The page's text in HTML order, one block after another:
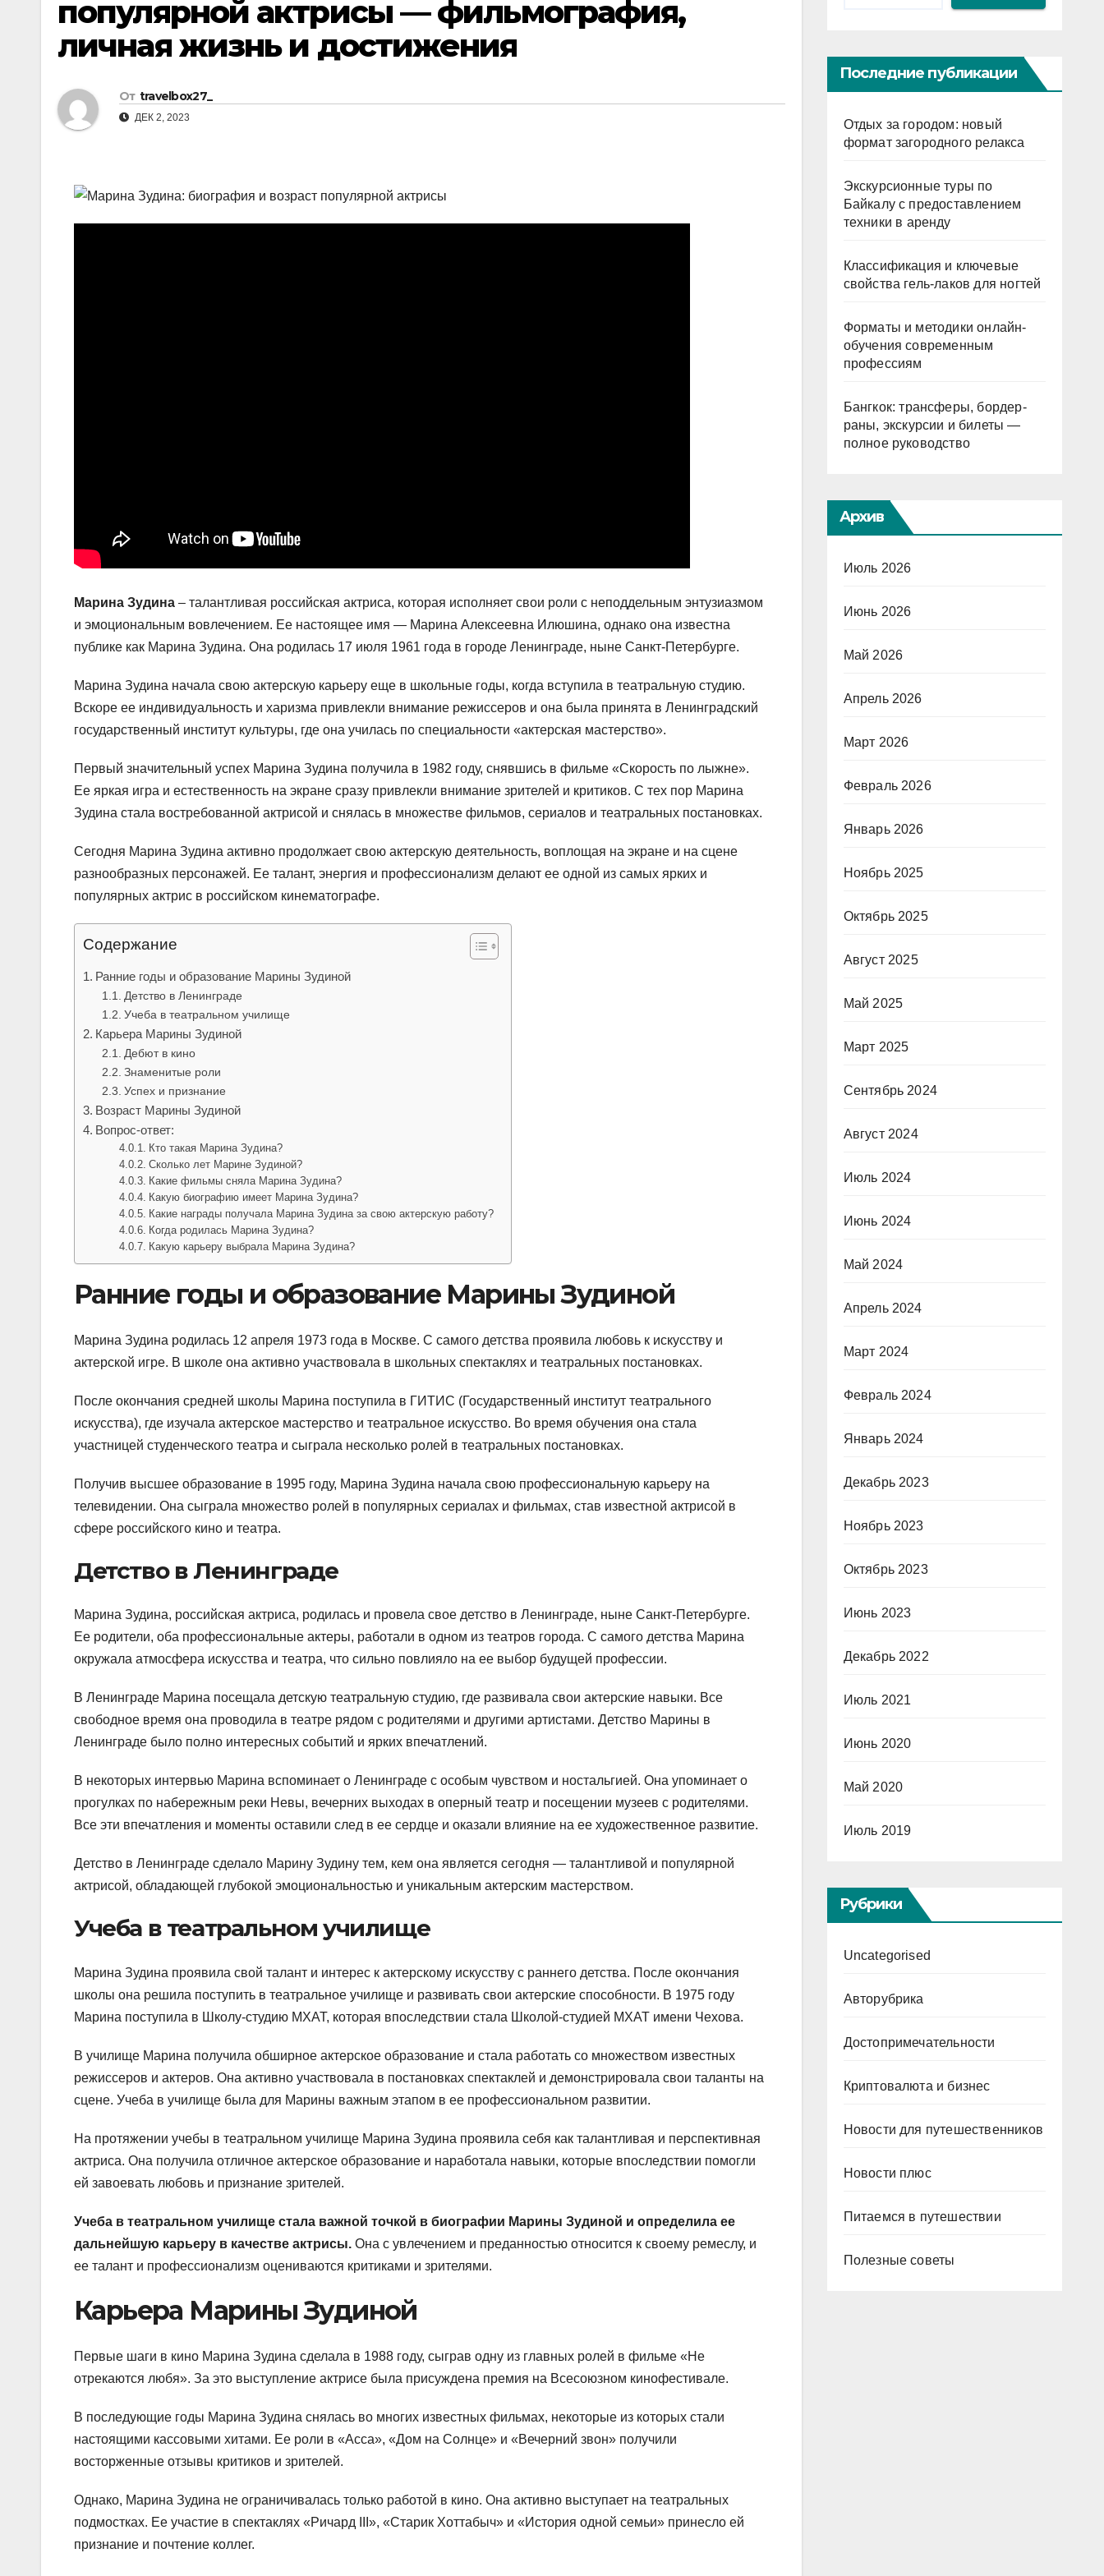
популярной актрисы — фильмография,
личная жизнь и достижения
От travelbox27_
ДЕК 2, 2023
Марина Зудина – талантливая российская актриса, которая исполняет свои роли с неподдельным энтузиазмом
и эмоциональным вовлечением. Ее настоящее имя — Марина Алексеевна Илюшина, однако она известна
публике как Марина Зудина. Она родилась 17 июля 1961 года в городе Ленинграде, ныне Санкт-Петербурге.
Марина Зудина начала свою актерскую карьеру еще в школьные годы, когда вступила в театральную студию.
Вскоре ее индивидуальность и харизма привлекли внимание режиссеров и она была принята в Ленинградский
государственный институт культуры, где она училась по специальности «актерская мастерство».
Первый значительный успех Марина Зудина получила в 1982 году, снявшись в фильме «Скорость по лыжне».
Ее яркая игра и естественность на экране сразу привлекли внимание зрителей и критиков. С тех пор Марина
Зудина стала востребованной актрисой и снялась в множестве фильмов, сериалов и театральных постановках.
Сегодня Марина Зудина активно продолжает свою актерскую деятельность, воплощая на экране и на сцене
разнообразных персонажей. Ее талант, энергия и профессионализм делают ее одной из самых ярких и
популярных актрис в российском кинематографе.
Содержание
Ранние годы и образование Марины Зудиной
Детство в Ленинграде
Учеба в театральном училище
Карьера Марины Зудиной
Дебют в кино
Знаменитые роли
Успех и признание
Возраст Марины Зудиной
Вопрос-ответ:
Кто такая Марина Зудина?
Сколько лет Марине Зудиной?
Какие фильмы сняла Марина Зудина?
Какую биографию имеет Марина Зудина?
Какие награды получала Марина Зудина за свою актерскую работу?
Когда родилась Марина Зудина?
Какую карьеру выбрала Марина Зудина?
Ранние годы и образование Марины Зудиной
Марина Зудина родилась 12 апреля 1973 года в Москве. С самого детства проявила любовь к искусству и
актерской игре. В школе она активно участвовала в школьных спектаклях и театральных постановках.
После окончания средней школы Марина поступила в ГИТИС (Государственный институт театрального
искусства), где изучала актерское мастерство и театральное искусство. Во время обучения она стала
участницей студенческого театра и сыграла несколько ролей в театральных постановках.
Получив высшее образование в 1995 году, Марина Зудина начала свою профессиональную карьеру на
телевидении. Она сыграла множество ролей в популярных сериалах и фильмах, став известной актрисой в
сфере российского кино и театра.
Детство в Ленинграде
Марина Зудина, российская актриса, родилась и провела свое детство в Ленинграде, ныне Санкт-Петербурге.
Ее родители, оба профессиональные актеры, работали в одном из театров города. С самого детства Марина
окружала атмосфера искусства и театра, что сильно повлияло на ее выбор будущей профессии.
В Ленинграде Марина посещала детскую театральную студию, где развивала свои актерские навыки. Все
свободное время она проводила в театре рядом с родителями и другими артистами. Детство Марины в
Ленинграде было полно интересных событий и ярких впечатлений.
В некоторых интервью Марина вспоминает о Ленинграде с особым чувством и ностальгией. Она упоминает о
прогулках по набережным реки Невы, вечерних выходах в оперный театр и посещении музеев с родителями.
Все эти впечатления и моменты оставили след в ее сердце и оказали влияние на ее художественное развитие.
Детство в Ленинграде сделало Марину Зудину тем, кем она является сегодня — талантливой и популярной
актрисой, обладающей глубокой эмоциональностью и уникальным актерским мастерством.
Учеба в театральном училище
Марина Зудина проявила свой талант и интерес к актерскому искусству с раннего детства. После окончания
школы она решила поступить в театральное училище и развивать свои актерские способности. В 1975 году
Марина поступила в Школу-студию МХАТ, которая впоследствии стала Школой-студией МХАТ имени Чехова.
В училище Марина получила обширное актерское образование и стала работать со множеством известных
режиссеров и актеров. Она активно участвовала в постановках спектаклей и демонстрировала свои таланты на
сцене. Учеба в училище была для Марины важным этапом в ее профессиональном развитии.
На протяжении учебы в театральном училище Марина Зудина проявила себя как талантливая и перспективная
актриса. Она получила отличное актерское образование и наработала навыки, которые впоследствии помогли
ей завоевать любовь и признание зрителей.
Учеба в театральном училище стала важной точкой в биографии Марины Зудиной и определила ее
дальнейшую карьеру в качестве актрисы. Она с увлечением и преданностью относится к своему ремеслу, и
ее талант и профессионализм оцениваются критиками и зрителями.
Карьера Марины Зудиной
Первые шаги в кино Марина Зудина сделала в 1988 году, сыграв одну из главных ролей в фильме «Не
отрекаются любя». За это выступление актрисе была присуждена премия на Всесоюзном кинофестивале.
В последующие годы Марина Зудина снялась во многих известных фильмах, некоторые из которых стали
настоящими кассовыми хитами. Ее роли в «Асса», «Дом на Солнце» и «Вечерний звон» получили
восторженные отзывы критиков и зрителей.
Однако, Марина Зудина не ограничивалась только работой в кино. Она активно выступает на театральных
подмостках. Ее участие в спектаклях «Ричард III», «Старик Хоттабыч» и «История одной семьи» принесло ей
признание и почтение коллег.
Последние публикации
Отдых за городом: новый
формат загородного релакса
Экскурсионные туры по
Байкалу с предоставлением
техники в аренду
Классификация и ключевые
свойства гель-лаков для ногтей
Форматы и методики онлайн-
обучения современным
профессиям
Бангкок: трансферы, бордер-
раны, экскурсии и билеты —
полное руководство
Архив
Июль 2026
Июнь 2026
Май 2026
Апрель 2026
Март 2026
Февраль 2026
Январь 2026
Ноябрь 2025
Октябрь 2025
Август 2025
Май 2025
Март 2025
Сентябрь 2024
Август 2024
Июль 2024
Июнь 2024
Май 2024
Апрель 2024
Март 2024
Февраль 2024
Январь 2024
Декабрь 2023
Ноябрь 2023
Октябрь 2023
Июнь 2023
Декабрь 2022
Июль 2021
Июнь 2020
Май 2020
Июль 2019
Рубрики
Uncategorised
Авторубрика
Достопримечательности
Криптовалюта и бизнес
Новости для путешественников
Новости плюс
Питаемся в путешествии
Полезные советы